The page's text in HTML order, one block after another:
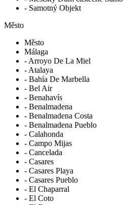
- Samotný Objekt
Město
Město
Málaga
- Arroyo De La Miel
- Atalaya
- Bahía De Marbella
- Bel Air
- Benahavís
- Benalmadena
- Benalmadena Costa
- Benalmadena Pueblo
- Calahonda
- Campo Mijas
- Cancelada
- Casares
- Casares Playa
- Casares Pueblo
- El Chaparral
- El Coto